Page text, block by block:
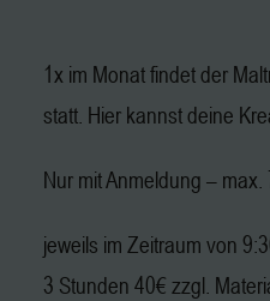
1x im Monat findet der
statt. Hier kannst deine
Nur mit Anmeldung –
jeweils im Zeitraum von
3 Stunden 40€ zzgl.